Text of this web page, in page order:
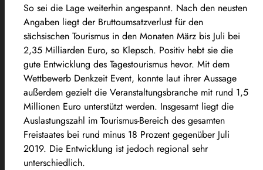
So sei die Lage weiterhin angespannt. Nach den neusten
Angaben liegt der Bruttoumsatzverlust für den
sächsischen Tourismus in den Monaten März bis Juli bei
2,35 Milliarden Euro, so Klepsch. Positiv hebt sie die
gute Entwicklung des Tagestourismus hevor. Mit dem
Wettbewerb Denkzeit Event, konnte laut ihrer Aussage
außerdem gezielt die Veranstaltungsbranche mit rund 1,5
Millionen Euro unterstützt werden. Insgesamt liegt die
Auslastungszahl im Tourismus-Bereich des gesamten
Freistaates bei rund minus 18 Prozent gegenüber Juli
2019. Die Entwicklung ist jedoch regional sehr
unterschiedlich.